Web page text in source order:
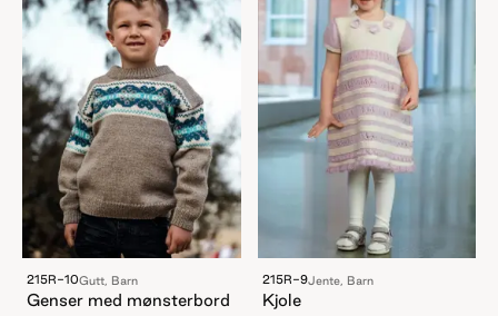
215R-10Gutt, Barn
Genser med mønsterbord
215R-9Jente, Barn
Kjole